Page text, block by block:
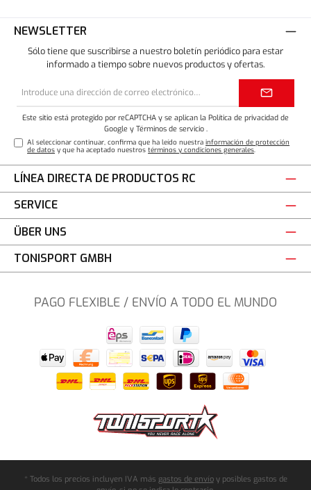
NEWSLETTER
Sólo tiene que suscribirse a nuestro boletín periódico para estar
informado a tiempo sobre nuevos productos y ofertas.
de
electrónico*
Este sitio está protegido por reCAPTCHA y se aplican la Política de privacidad de
Google y Términos de servicio.
Al seleccionar continuar, confirma que ha leído nuestrainformación de protección
de datos y que ha aceptado nuestrostérminos y condiciones generales.
LÍNEA DIRECTA DE PRODUCTOS RC
SERVICE
ÜBER UNS
TONISPORT GMBH
PAGO FLEXIBLE / ENVÍO A TODO EL MUNDO
* Todos los precios incluyen IVA más gastos de envíoy posibles gastos de